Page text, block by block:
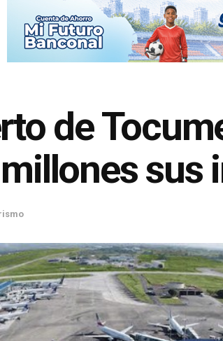
de
sus